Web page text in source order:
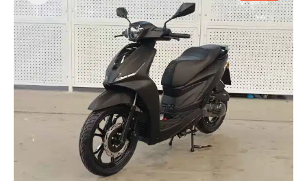
Parola uitata?